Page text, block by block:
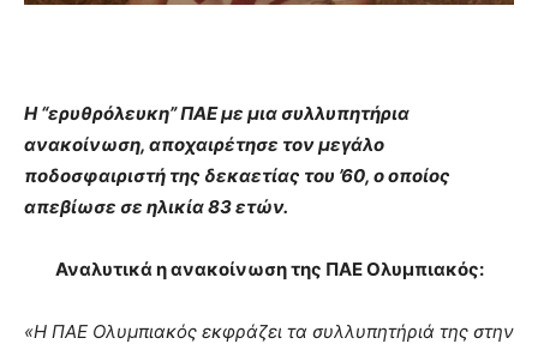
Η “ερυθρόλευκη” ΠΑΕ με μια συλλυπητήρια
ανακοίνωση, αποχαιρέτησε τον μεγάλο
ποδοσφαιριστή της δεκαετίας του ’60, ο οποίος
απεβίωσε σε ηλικία 83 ετών.
Αναλυτικά η ανακοίνωση της ΠΑΕ Ολυμπιακός:
«Η ΠΑΕ Ολυμπιακός εκφράζει τα συλλυπητήριά της στην